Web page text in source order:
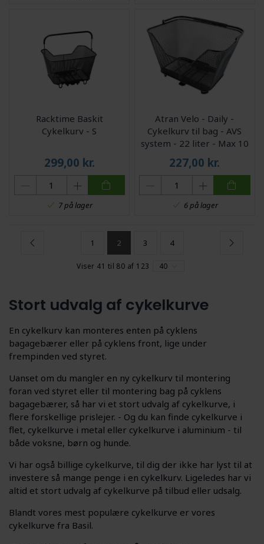
Racktime Baskit
Cykelkurv - S
299,00 kr.
7 på lager
Atran Velo - Daily -
Cykelkurv til bag - AVS
system - 22 liter - Max 10
kg - Sort
227,00 kr.
6 på lager
1 2 3 4
Viser 41 til 80 af 123 40
Stort udvalg af cykelkurve
En cykelkurv kan monteres enten på cyklens
bagagebærer eller på cyklens front, lige under
frempinden ved styret.
Uanset om du mangler en ny cykelkurv til montering
foran ved styret eller til montering bag på cyklens
bagagebærer, så har vi et stort udvalg af cykelkurve, i
flere forskellige prislejer. - Og du kan finde cykelkurve i
flet, cykelkurve i metal eller cykelkurve i aluminium - til
både voksne, børn og hunde.
Vi har også billige cykelkurve, til dig der ikke har lyst til at
investere så mange penge i en cykelkurv. Ligeledes har vi
altid et stort udvalg af cykelkurve på tilbud eller udsalg.
Blandt vores mest populære cykelkurve er vores
cykelkurve fra Basil.